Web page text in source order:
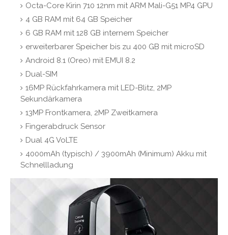
Octa-Core Kirin 710 12nm mit ARM Mali-G51 MP4 GPU
4 GB RAM mit 64 GB Speicher
6 GB RAM mit 128 GB internem Speicher
erweiterbarer Speicher bis zu 400 GB mit microSD
Android 8.1 (Oreo) mit EMUI 8.2
Dual-SIM
16MP Rückfahrkamera mit LED-Blitz, 2MP
Sekundärkamera
13MP Frontkamera, 2MP Zweitkamera
Fingerabdruck Sensor
Dual 4G VoLTE
4000mAh (typisch) / 3900mAh (Minimum) Akku mit
Schnellladung